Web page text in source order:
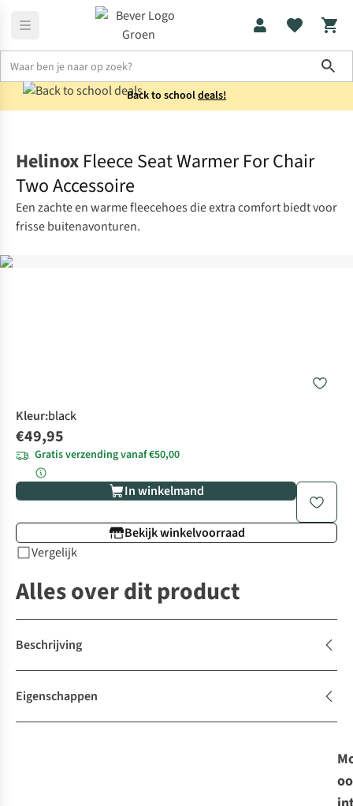
Back to schooldeals!
Helinox Fleece Seat Warmer For Chair
Two Accessoire
Een zachte en warme fleecehoes die extra comfort biedt voor
frisse buitenavonturen.
Kleur:black
€49,95
Gratis verzending vanaf €50,00
In winkelmand
Bekijk winkelvoorraad
Vergelijk
Alles over dit product
Beschrijving
Eigenschappen